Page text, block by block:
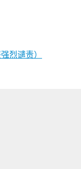
烈谴责）